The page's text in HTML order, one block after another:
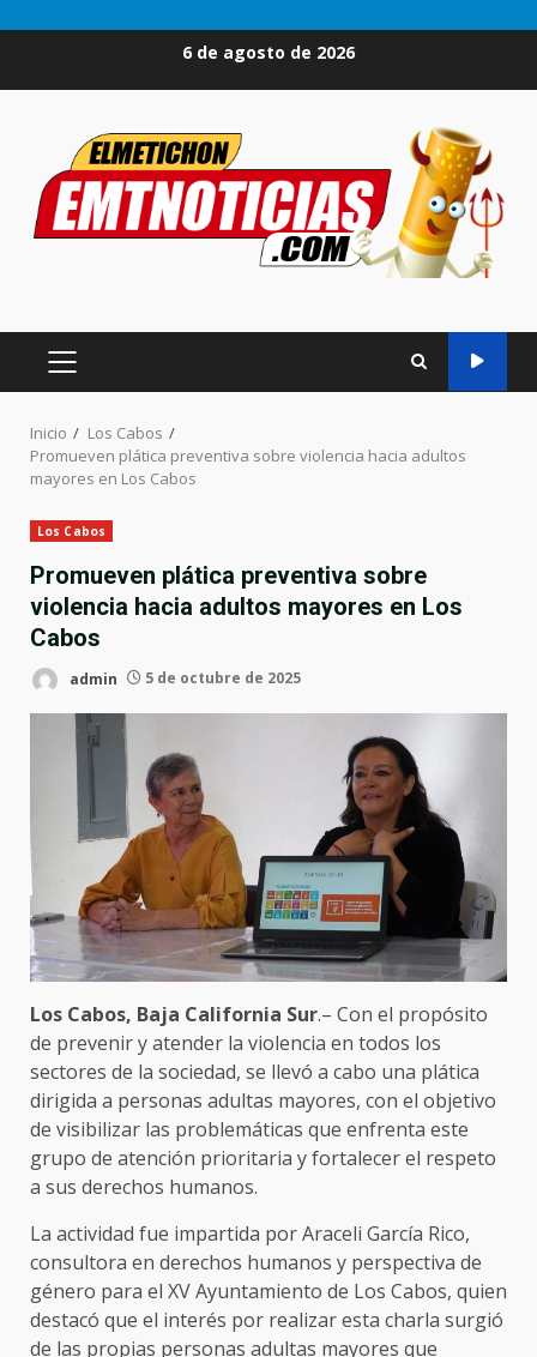
6 de agosto de 2026
MENÚ
PRINCIPAL
Inicio
Los Cabos
Promueven plática preventiva sobre violencia hacia adultos
mayores en Los Cabos
Los Cabos
Promueven plática preventiva sobre
violencia hacia adultos mayores en Los
Cabos
admin 5 de octubre de 2025
Los Cabos, Baja California Sur.– Con el propósito
de prevenir y atender la violencia en todos los
sectores de la sociedad, se llevó a cabo una plática
dirigida a personas adultas mayores, con el objetivo
de visibilizar las problemáticas que enfrenta este
grupo de atención prioritaria y fortalecer el respeto
a sus derechos humanos.
La actividad fue impartida por Araceli García Rico,
consultora en derechos humanos y perspectiva de
género para el XV Ayuntamiento de Los Cabos, quien
destacó que el interés por realizar esta charla surgió
de las propias personas adultas mayores que